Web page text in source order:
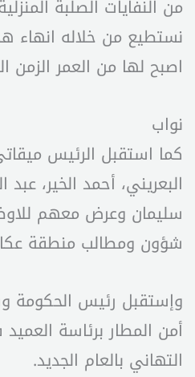
من النفايات الصلبة
نستطيع من خلاله انهاء
اصبح لها من العمر الزمن
نواب
كما استقبل الرئيس
البعريني، أحمد الخير،
سليمان وعرض معهم
شؤون ومطالب منطقة
وإستقبل رئيس الحكومة
أمن المطار برئاسة
التهاني بالعام الجديد.